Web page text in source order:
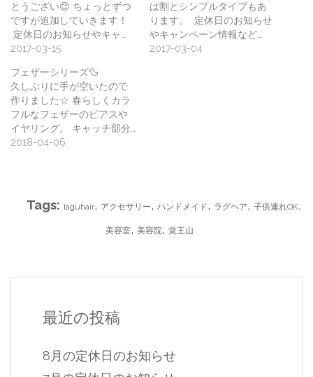
とうござい😊 ちょっとずつ
ですが追加していきます！
定休日のお知らせやキャ…
2017-03-15
は割とシンプルタイプもあ
ります。 定休日のお知らせ
やキャンペーン情報など…
2017-03-04
フェザーシリーズ🦆
久しぶりに手が空いたので
作りました☆ 春らしくカラ
フルなフェザーのピアスや
イヤリング。 キャッチ部分…
2018-04-06
Tags: laguhair, アクセサリー, ハンドメイド, ラグヘア, 子供連れOK,
美容室, 美容院, 覚王山
最近の投稿
8月の定休日のお知らせ